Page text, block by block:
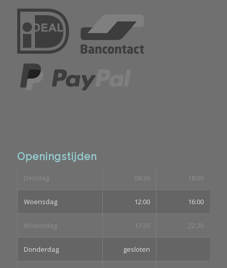
Openingstijden
Dinsdag 08:30 18:00
Woensdag 12:00 16:00
Woensdag 17:30 22:30
Donderdag gesloten